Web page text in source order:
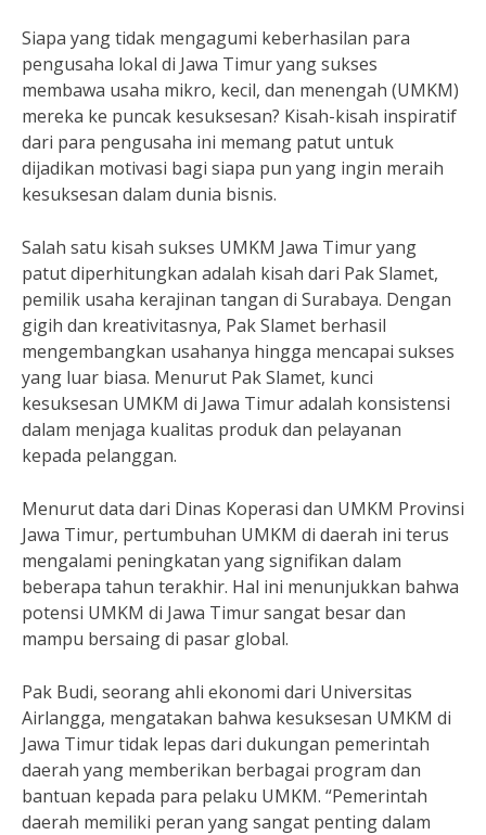
Siapa yang tidak mengagumi keberhasilan para
pengusaha lokal di Jawa Timur yang sukses
membawa usaha mikro, kecil, dan menengah (UMKM)
mereka ke puncak kesuksesan? Kisah-kisah inspiratif
dari para pengusaha ini memang patut untuk
dijadikan motivasi bagi siapa pun yang ingin meraih
kesuksesan dalam dunia bisnis.
Salah satu kisah sukses UMKM Jawa Timur yang
patut diperhitungkan adalah kisah dari Pak Slamet,
pemilik usaha kerajinan tangan di Surabaya. Dengan
gigih dan kreativitasnya, Pak Slamet berhasil
mengembangkan usahanya hingga mencapai sukses
yang luar biasa. Menurut Pak Slamet, kunci
kesuksesan UMKM di Jawa Timur adalah konsistensi
dalam menjaga kualitas produk dan pelayanan
kepada pelanggan.
Menurut data dari Dinas Koperasi dan UMKM Provinsi
Jawa Timur, pertumbuhan UMKM di daerah ini terus
mengalami peningkatan yang signifikan dalam
beberapa tahun terakhir. Hal ini menunjukkan bahwa
potensi UMKM di Jawa Timur sangat besar dan
mampu bersaing di pasar global.
Pak Budi, seorang ahli ekonomi dari Universitas
Airlangga, mengatakan bahwa kesuksesan UMKM di
Jawa Timur tidak lepas dari dukungan pemerintah
daerah yang memberikan berbagai program dan
bantuan kepada para pelaku UMKM. “Pemerintah
daerah memiliki peran yang sangat penting dalam